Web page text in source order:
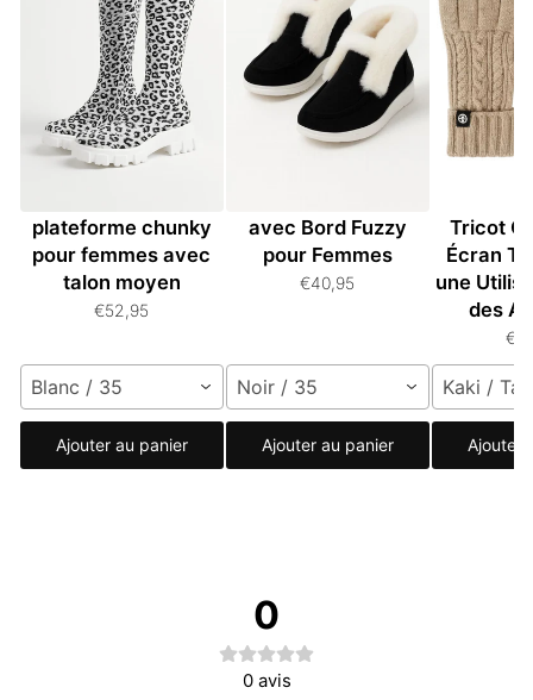
plateforme chunky
pour femmes avec
talon moyen
€52,95
Blanc / 35
Ajouter au panier
avec Bord Fuzzy
pour Femmes
€40,95
Noir / 35
Ajouter au panier
Tricot
Écran
une
des
Kaki /
Ajouter
0
0 avis